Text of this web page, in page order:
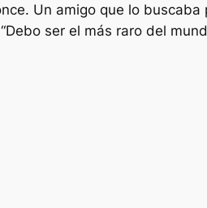
Un amigo que lo
ser el más raro del